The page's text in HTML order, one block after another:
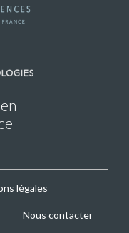
légales
Nous contacter